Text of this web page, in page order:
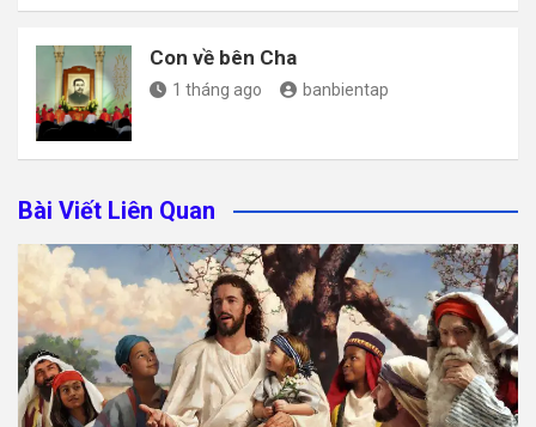
Con về bên Cha
1 tháng ago banbientap
Bài Viết Liên Quan